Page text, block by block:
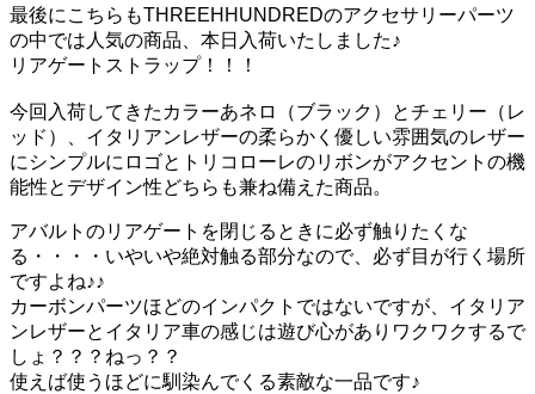
最後にこちらもTHREEHHUNDREDのアクセサリーパーツ
の中では人気の商品、本日入荷いたしました♪
リアゲートストラップ！！！
今回入荷してきたカラーあネロ（ブラック）とチェリー（レ
ッド）、イタリアンレザーの柔らかく優しい雰囲気のレザー
にシンプルにロゴとトリコローレのリボンがアクセントの機
能性とデザイン性どちらも兼ね備えた商品。
アバルトのリアゲートを閉じるときに必ず触りたくな
る・・・・いやいや絶対触る部分なので、必ず目が行く場所
ですよね♪♪
カーボンパーツほどのインパクトではないですが、イタリア
ンレザーとイタリア車の感じは遊び心がありワクワクするで
しょ？？？ねっ？？
使えば使うほどに馴染んでくる素敵な一品です♪